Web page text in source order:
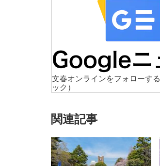
文春オンラインをフォローする
ック）
関連記事